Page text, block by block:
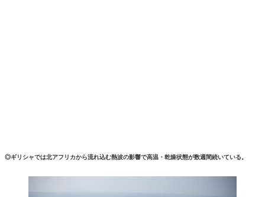
◎ギリシャでは北アフリカから流れ込む熱波の影響で高温・乾燥状態が数週間続いている。